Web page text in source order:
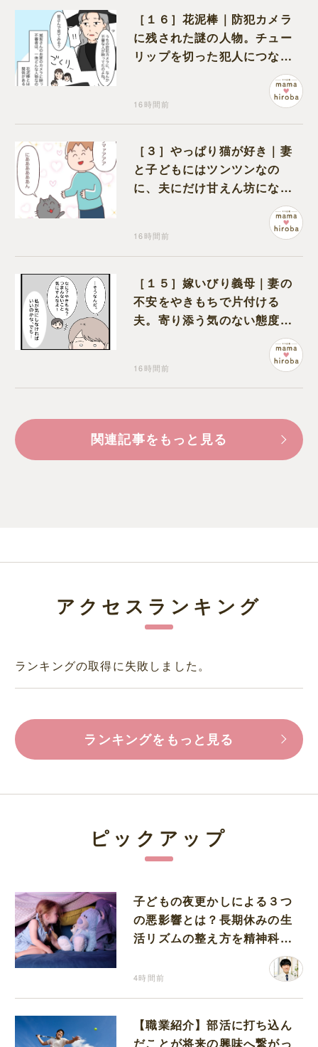
［１６］花泥棒｜防犯カメラ
に残された謎の人物。チュー
リップを切った犯人につなが
る証拠になるのか期待する
16時間前
［３］やっぱり猫が好き｜妻
と子どもにはツンツンなの
に、夫にだけ甘えん坊になる
16時間前
［１５］嫁いびり義母｜妻の
不安をやきもちで片付ける
夫。寄り添う気のない態度に
16時間前
関連記事をもっと見る
アクセスランキング
ランキングの取得に失敗しました。
ランキングをもっと見る
ピックアップ
子どもの夜更かしによる３つ
の悪影響とは？長期休みの生
活リズムの整え方を精神科医
4時間前
【職業紹介】部活に打ち込ん
だことが将来の興味へ繋がっ